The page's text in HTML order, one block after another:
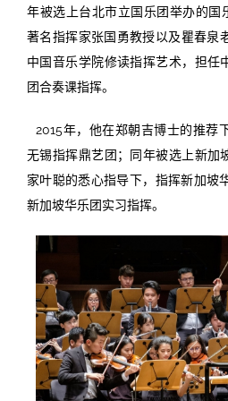
年被选上台北市立国乐团举办的
著名指挥家张国勇教授以及瞿春泉
中国音乐学院修读指挥艺术，担任
团合奏课指挥。
2015年，他在郑朝吉博士的推荐
无锡指挥鼎艺团；同年被选上新加
家叶聪的悉心指导下，指挥新加坡
新加坡华乐团实习指挥。